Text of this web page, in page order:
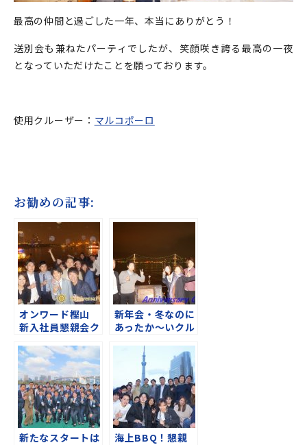
最高の仲間と過ごした一年、本当にありがとう！
送別会も兼ねたパーティでしたが、笑顔咲き誇る最高の一夜
となっていただけたことを願っております。
使用クルーザー： マルコポーロ
お勧めの記事:
オンワード樫山
新入社員懇親会ク
新年会・冬なのに
あったか～いクル
新たなスタートは
海上BBQ！懇親